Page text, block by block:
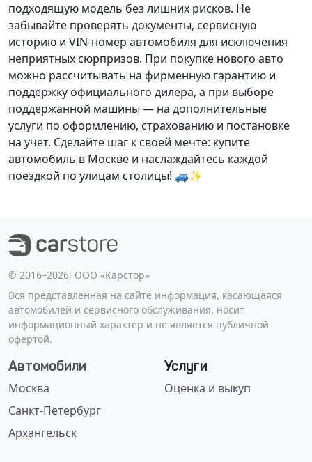
подходящую модель без лишних рисков. Не
забывайте проверять документы, сервисную
историю и VIN-номер автомобиля для исключения
неприятных сюрпризов. При покупке нового авто
можно рассчитывать на фирменную гарантию и
поддержку официального дилера, а при выборе
поддержанной машины — на дополнительные
услуги по оформлению, страхованию и постановке
на учет. Сделайте шаг к своей мечте: купите
автомобиль в Москве и наслаждайтесь каждой
поездкой по улицам столицы! 🚙✨
©️ 2016–2026, ООО «Карстор»
Вся представленная на сайте информация, касающаяся
автомобилей и сервисного обслуживания, носит
информационный характер и не является публичной
офертой.
Автомобили
Москва
Санкт-Петербург
Архангельск
Услуги
Оценка и выкуп